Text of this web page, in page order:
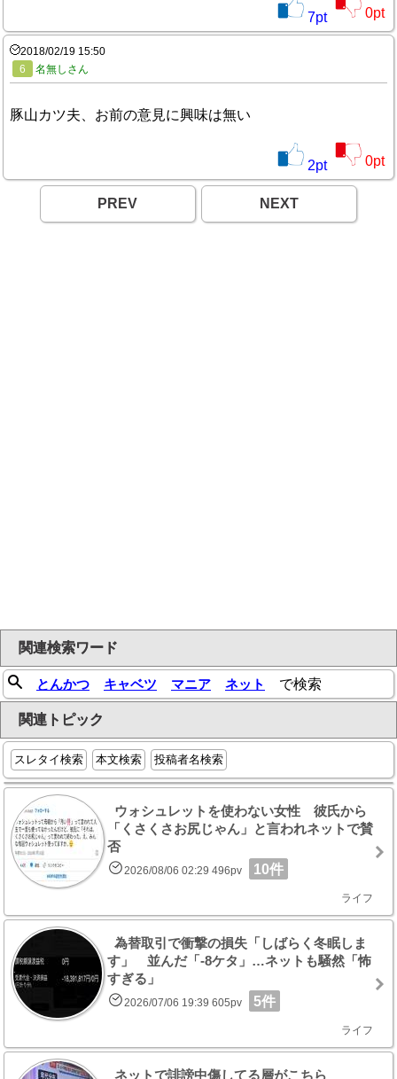
7pt 0pt
2018/02/19 15:50
6
名無しさん
豚山カツ夫、お前の意見に興味は無い
2pt 0pt
PREV NEXT
関連検索ワード
とんかつ キャベツ マニア ネット で検索
関連トピック
スレタイ検索 本文検索 投稿者名検索
ウォシュレットを使わない女性 彼氏から
「くさくさお尻じゃん」と言われネットで賛
否
2026/08/06 02:29 496pv 10件
ライフ
為替取引で衝撃の損失「しばらく冬眠しま
す」 並んだ「-8ケタ」…ネットも騒然「怖
すぎる」
2026/07/06 19:39 605pv 5件
ライフ
ネットで誹謗中傷してる層がこちら